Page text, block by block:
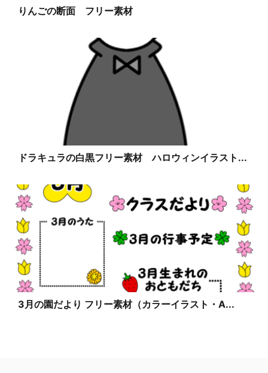
りんごの断面 フリー素材
ドラキュラの白黒フリー素材 ハロウィンイラスト...
3月の園だより フリー素材（カラーイラスト・A...